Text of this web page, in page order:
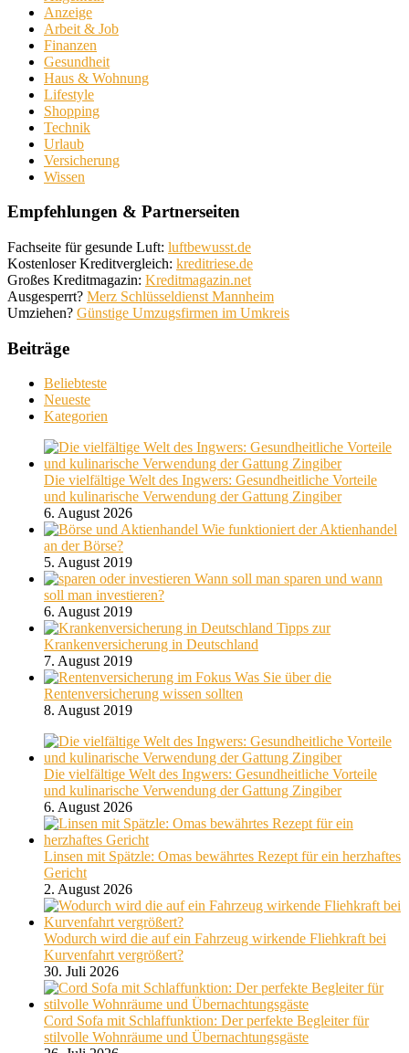
Anzeige
Arbeit & Job
Finanzen
Gesundheit
Haus & Wohnung
Lifestyle
Shopping
Technik
Urlaub
Versicherung
Wissen
Empfehlungen & Partnerseiten
Fachseite für gesunde Luft: luftbewusst.de
Kostenloser Kreditvergleich: kreditriese.de
Großes Kreditmagazin: Kreditmagazin.net
Ausgesperrt? Merz Schlüsseldienst Mannheim
Umziehen? Günstige Umzugsfirmen im Umkreis
Beiträge
Beliebteste
Neueste
Kategorien
Die vielfältige Welt des Ingwers: Gesundheitliche Vorteile
und kulinarische Verwendung der Gattung Zingiber
6. August 2026
Wie funktioniert der Aktienhandel
an der Börse?
5. August 2019
Wann soll man sparen und wann
soll man investieren?
6. August 2019
Tipps zur
Krankenversicherung in Deutschland
7. August 2019
Was Sie über die
Rentenversicherung wissen sollten
8. August 2019
Die vielfältige Welt des Ingwers: Gesundheitliche Vorteile
und kulinarische Verwendung der Gattung Zingiber
6. August 2026
Linsen mit Spätzle: Omas bewährtes Rezept für ein herzhaftes
Gericht
2. August 2026
Wodurch wird die auf ein Fahrzeug wirkende Fliehkraft bei
Kurvenfahrt vergrößert?
30. Juli 2026
Cord Sofa mit Schlaffunktion: Der perfekte Begleiter für
stilvolle Wohnräume und Übernachtungsgäste